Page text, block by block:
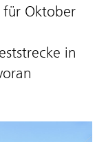
für Oktober
in